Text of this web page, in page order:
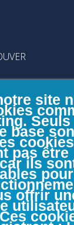
site
Seuls
base
pas être
ils
offrir